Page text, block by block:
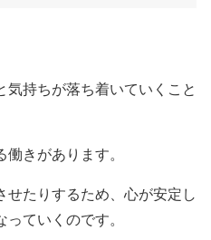
持ちが落ち着いていくこと
きがあります。
せたりするため、心が安定し
ていくのです。